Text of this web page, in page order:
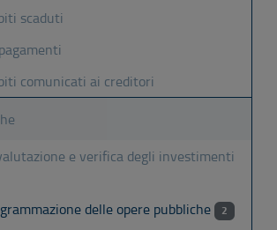
scaduti
comunicati ai creditori
e verifica degli investimenti
delle opere pubbliche
2